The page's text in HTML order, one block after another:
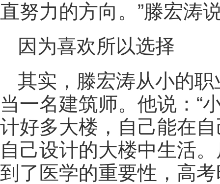
直努力的方向。”滕宏涛
因为喜欢所以选择
其实，滕宏涛从小的
当一名建筑师。他说：“
计好多大楼，自己能在
自己设计的大楼中生活
到了医学的重要性， 高考